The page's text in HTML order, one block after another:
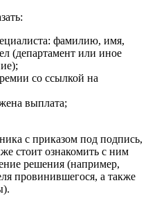
фамилию, имя,
(департамент или иное
со ссылкой на
выплата;
с приказом под подпись,
стоит ознакомить с ним
решения (например,
провинившегося, а также